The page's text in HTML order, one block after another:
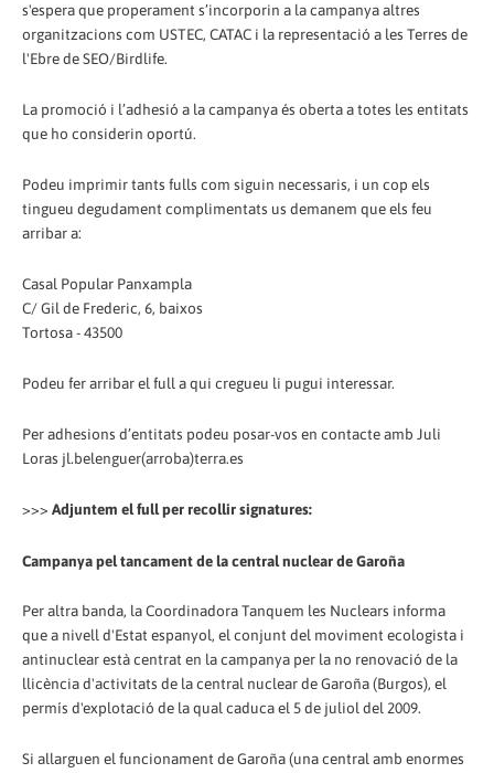
s'espera que properament s’incorporin a la campanya altres
organitzacions com USTEC, CATAC i la representació a les Terres de
l'Ebre de SEO/Birdlife.
La promoció i l’adhesió a la campanya és oberta a totes les entitats
que ho considerin oportú.
Podeu imprimir tants fulls com siguin necessaris, i un cop els
tingueu degudament complimentats us demanem que els feu
arribar a:
Casal Popular Panxampla
C/ Gil de Frederic, 6, baixos
Tortosa - 43500
Podeu fer arribar el full a qui cregueu li pugui interessar.
Per adhesions d’entitats podeu posar-vos en contacte amb Juli
Loras jl.belenguer(arroba)terra.es
>>> Adjuntem el full per recollir signatures:
Campanya pel tancament de la central nuclear de Garoña
Per altra banda, la Coordinadora Tanquem les Nuclears informa
que a nivell d'Estat espanyol, el conjunt del moviment ecologista i
antinuclear està centrat en la campanya per la no renovació de la
llicència d'activitats de la central nuclear de Garoña (Burgos), el
permís d'explotació de la qual caduca el 5 de juliol del 2009.
Si allarguen el funcionament de Garoña (una central amb enormes